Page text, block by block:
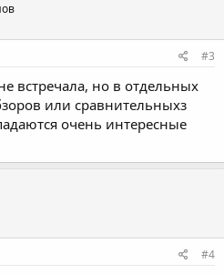
#3
встречала, но в отдельных
или сравнительныхз
очень интересные
#4